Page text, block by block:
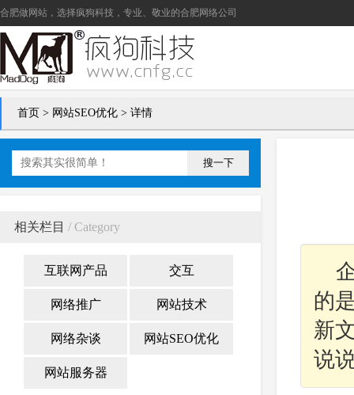
合肥做网站 ，选择疯狗科技，专业、敬业的合肥网络公司
首页 > 网站SEO优化 > 详情
搜一下
相关栏目 / Category
互联网产品 交互
网络推广 网站技术
网络杂谈 网站SEO优化
网站服务器
的
新
说